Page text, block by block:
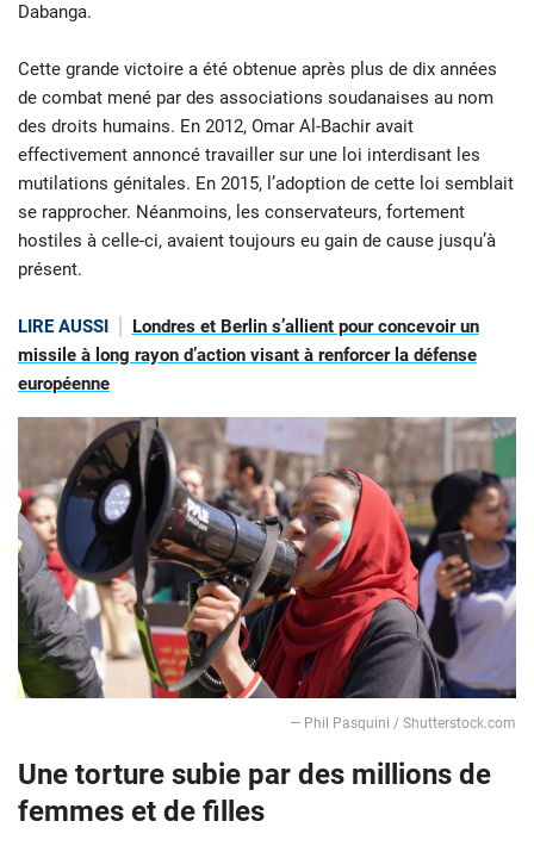
Dabanga.
Cette grande victoire a été obtenue après plus de dix années
de combat mené par des associations soudanaises au nom
des droits humains. En 2012, Omar Al-Bachir avait
effectivement annoncé travailler sur une loi interdisant les
mutilations génitales. En 2015, l’adoption de cette loi semblait
se rapprocher. Néanmoins, les conservateurs, fortement
hostiles à celle-ci, avaient toujours eu gain de cause jusqu’à
présent.
LIRE AUSSI
Londres et Berlin s’allient pour concevoir un
missile à long rayon d’action visant à renforcer la défense
européenne
— Phil Pasquini / Shutterstock.com
Une torture subie par des millions de
femmes et de filles